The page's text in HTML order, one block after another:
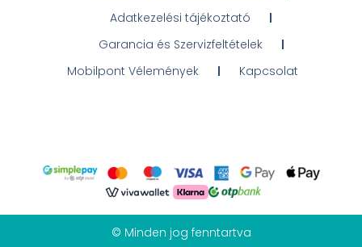
Adatkezelési tájékoztató
Garancia és Szervizfeltételek
Mobilpont Vélemények
Kapcsolat
© Minden jog fenntartva